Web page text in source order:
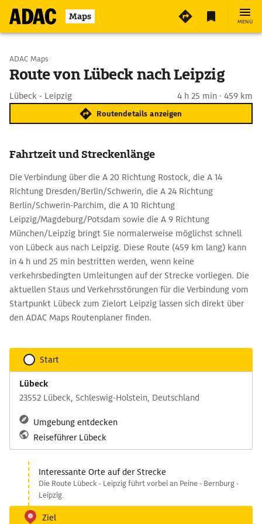
Maps MENÜ
Start wählen
ADAC Maps
Route von Lübeck nach Leipzig
Lübeck - Leipzig 4 h 25 min · 459 km
Routendetails anzeigen
Fahrtzeit und Streckenlänge
Die Verbindung über die A 20 Richtung Rostock, die A 14
Richtung Dresden/Berlin/Schwerin, die A 24 Richtung
Berlin/Schwerin-Parchim, die A 10 Richtung
Leipzig/Magdeburg/Potsdam sowie die A 9 Richtung
München/Leipzig bringt Sie normalerweise möglichst schnell
von Lübeck aus nach Leipzig. Diese Route (459 km lang) kann
in 4 h und 25 min bestritten werden, wenn keine
verkehrsbedingten Umleitungen auf der Strecke vorliegen. Die
aktuellen Staus und Verkehrsstörungen für die Verbindung vom
Startpunkt Lübeck zum Zielort Leipzig lassen sich direkt über
den ADAC Maps Routenplaner finden.
Start
Lübeck
23552 Lübeck, Schleswig-Holstein, Deutschland
Umgebung entdecken
Reiseführer Lübeck
Interessante Orte auf der Strecke
Die Route Lübeck - Leipzig führt vorbei an Peine - Bernburg -
Leipzig.
Ziel